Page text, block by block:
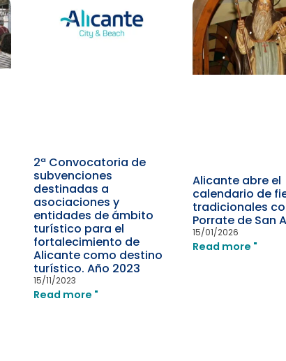
2ª Convocatoria de
subvenciones
destinadas a
asociaciones y
entidades de ámbito
turístico para el
fortalecimiento de
Alicante como destino
turístico. Año 2023
15/11/2023
Read more "
Alicante abre el
calendario de
tradicionales
Porrate de San
15/01/2026
Read more "